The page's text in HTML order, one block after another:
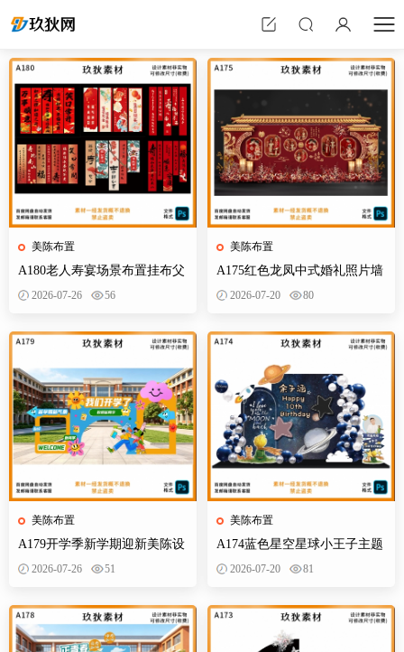
美陈布置
A180老人寿宴场景布置挂布父
母生日装饰寿星60岁帆布条酒
2026-07-26 56
美陈布置
A179开学季新学期迎新美陈设
计素材校园活动布置KT板背景
2026-07-26 51
美陈布置
A175红色龙凤中式婚礼照片墙
婚庆迎宾区背景布置效果图KT
2026-07-20 80
美陈布置
A174蓝色星空星球小王子主题
宝宝宴百天十岁生日舞台设计
2026-07-20 81